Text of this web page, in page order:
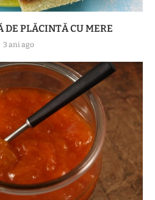
DE PLĂCINTĂ CU MERE
3 ani ago